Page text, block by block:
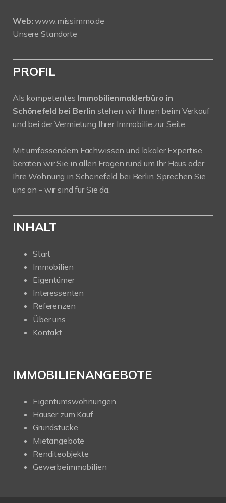
Web: www.missimmo.de
Unsere Standorte
PROFIL
Als kompetentes Immobilienmaklerbüro in
Schönefeld bei Berlin stehen wir Ihnen beim Verkauf
und bei der Vermietung Ihrer Immobilie zur Seite.
Mit umfassendem Fachwissen und lokaler Expertise
beraten wir Sie in allen Fragen rund um Ihr Haus oder
Ihre Wohnung in Schönefeld bei Berlin. Sprechen Sie
uns an - wir sind für Sie da.
INHALT
Start
Immobilien
Eigentümer
Interessenten
Referenzen
Über uns
Kontakt
IMMOBILIENANGEBOTE
Eigentumswohnungen
Häuser zum Kauf
Grundstücke
Mietangebote
Renditeobjekte
Gewerbeimmobilien